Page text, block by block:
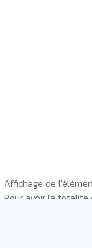
Affichage de
Pour avoir la